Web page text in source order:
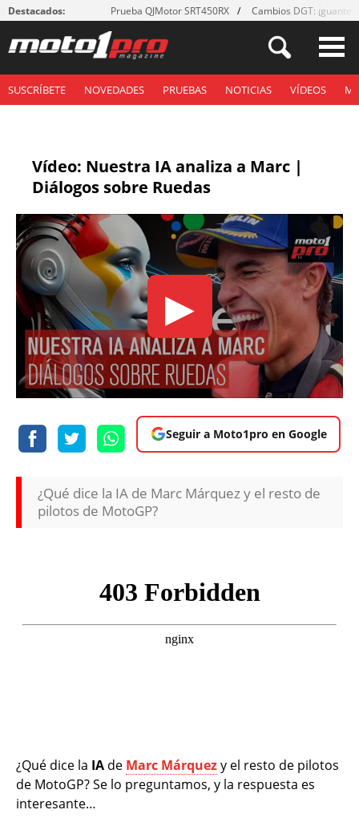
Destacados: Prueba QJMotor SRT450RX Cambios DGT: ¡guantes!
SUSCRÍBETE NOVEDADES PRUEBAS NOTICIAS VÍDEOS
Vídeo: Nuestra IA analiza a Marc |
Diálogos sobre Ruedas
▶
Seguir a Moto1pro en Google
¿Qué dice la IA de Marc Márquez y el resto de
pilotos de MotoGP?
¿Qué dice la IA de Marc Márquezy el resto de pilotos
de MotoGP? Se lo preguntamos, y la respuesta es
interesante…